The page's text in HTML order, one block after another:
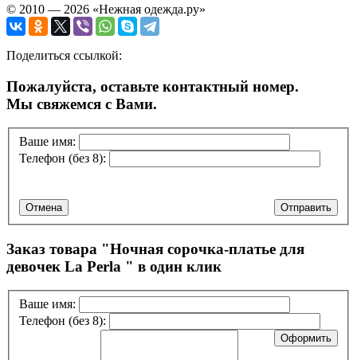
© 2010 — 2026 «Нежная одежда.ру»
Поделиться ссылкой:
Пожалуйста, оставьте контактный номер.
Мы свяжемся с Вами.
Ваше имя:
Телефон (без 8):
Отправить
Отмена
Заказ товара "Ночная сорочка-платье для
девочек La Perla " в один клик
Ваше имя:
Телефон (без 8):
Оформить